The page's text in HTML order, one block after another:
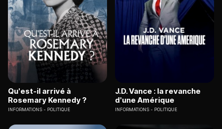
Qu'est-il arrivé à
Rosemary Kennedy ?
INFORMATIONS POLITIQUE
J.D. Vance : la revanche
d'une Amérique
INFORMATIONS POLITIQUE